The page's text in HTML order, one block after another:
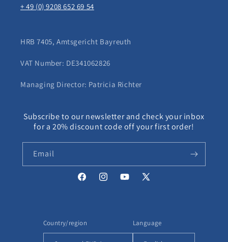
+ 49 (0) 9208 652 69 54
HRB 7405, Amtsgericht Bayreuth
VAT Number: DE341062826
Managing Director: Patricia Richter
Subscribe to our newsletter and check your inbox
for a 20% discount code off your first order!
Email
FacebookInstagramYouTube
X
Country/region Language